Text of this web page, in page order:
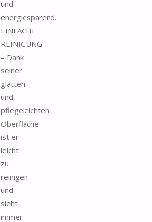
und
energiesparend.
EINFACHE
REINIGUNG
– Dank
seiner
glatten
und
pflegeleichten
Oberfläche
ist er
leicht
zu
reinigen
und
sieht
immer